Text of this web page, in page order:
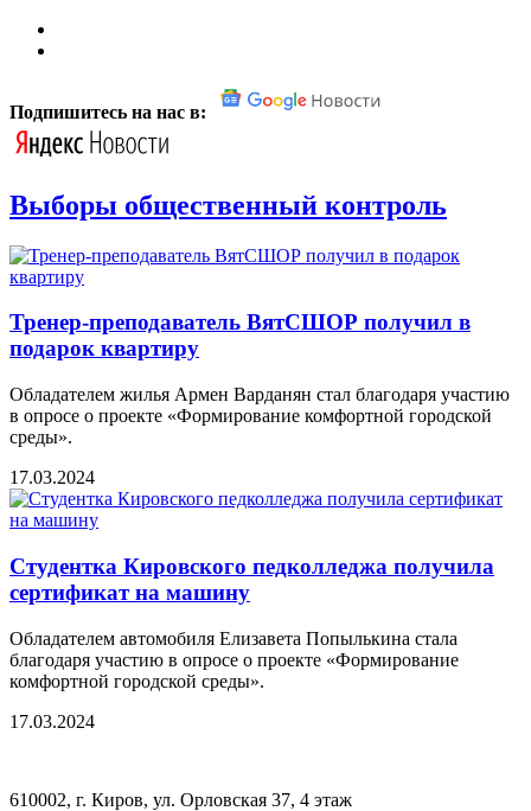
Подпишитесь на нас в:
Выборы общественный контроль
Тренер-преподаватель ВятСШОР получил в
подарок квартиру
Обладателем жилья Армен Варданян стал благодаря участию
в опросе о проекте «Формирование комфортной городской
среды».
17.03.2024
Студентка Кировского педколледжа получила
сертификат на машину
Обладателем автомобиля Елизавета Попылькина стала
благодаря участию в опросе о проекте «Формирование
комфортной городской среды».
17.03.2024
610002, г. Киров, ул. Орловская 37, 4 этаж